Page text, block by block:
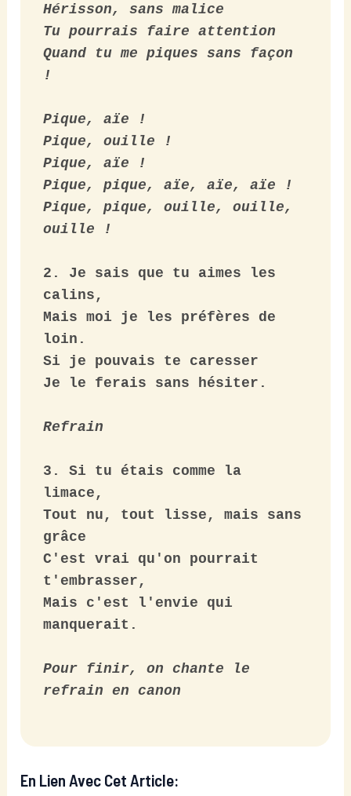
Hérisson, sans malice
Tu pourrais faire attention
Quand tu me piques sans façon
!
Pique, aïe !
Pique, ouille !
Pique, aïe !
Pique, pique, aïe, aïe, aïe !
Pique, pique, ouille, ouille,
ouille !
2. Je sais que tu aimes les
calins,
Mais moi je les préfères de
loin.
Si je pouvais te caresser
Je le ferais sans hésiter.
Refrain
3. Si tu étais comme la
limace,
Tout nu, tout lisse, mais sans
grâce
C'est vrai qu'on pourrait
t'embrasser,
Mais c'est l'envie qui
manquerait.
Pour finir, on chante le
refrain en canon
En Lien Avec Cet Article: